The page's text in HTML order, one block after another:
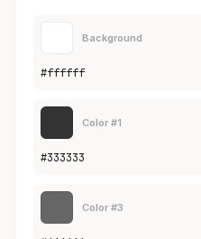
Background
#ffffff
Color #1
#333333
Color #3